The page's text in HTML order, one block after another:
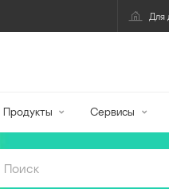
Для
Продукты Сервисы